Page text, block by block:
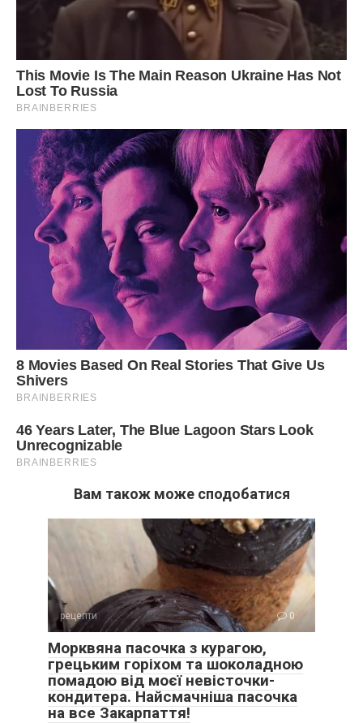
Вам також може сподобатися
рецепти 0
Морквяна пасочка з курагою,
грецьким горіхом та шоколадною
помадою від моєї невісточки-
кондитера. Найсмачніша пасочка
на все Закарпаття!